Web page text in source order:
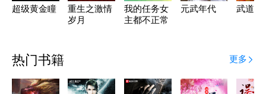
超级黄金瞳
重生之激情
岁月
我的任务女
主都不正常
元武年代 武道焚
热门书籍 更多